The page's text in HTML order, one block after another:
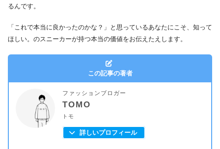
るんです。
「これで本当に良かったのかな？」と思っているあなたにこそ、知って
ほしい。のスニーカーが持つ本当の価値をお伝えたえします。
この記事の著者
ファッションブロガー
TOMO
トモ
詳しいプロフィール